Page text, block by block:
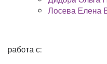
Лосева Елена
работа с: